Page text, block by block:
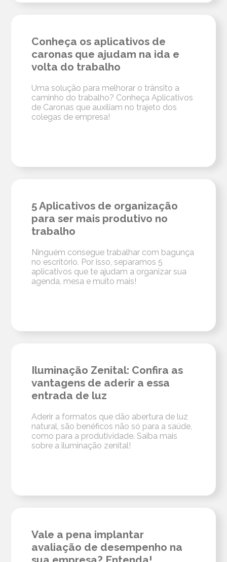
Conheça os aplicativos de
caronas que ajudam na ida e
volta do trabalho
Uma solução para melhorar o trânsito a
caminho do trabalho? Conheça Aplicativos
de Caronas que auxiliam no trajeto dos
colegas de empresa!
5 Aplicativos de organização
para ser mais produtivo no
trabalho
Ninguém consegue trabalhar com bagunça
no escritório. Por isso, separamos 5
aplicativos que te ajudam a organizar sua
agenda, mesa e muito mais!
Iluminação Zenital: Confira as
vantagens de aderir a essa
entrada de luz
Aderir a formatos que dão abertura de luz
natural, são benéficos não só para a saúde,
como para a produtividade. Saiba mais
sobre a iluminação zenital!
Vale a pena implantar
avaliação de desempenho na